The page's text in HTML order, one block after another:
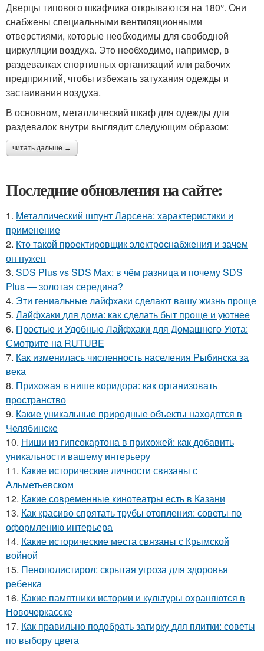
Дверцы типового шкафчика открываются на 180°. Они
снабжены специальными вентиляционными
отверстиями, которые необходимы для свободной
циркуляции воздуха. Это необходимо, например, в
раздевалках спортивных организаций или рабочих
предприятий, чтобы избежать затухания одежды и
застаивания воздуха.
В основном, металлический шкаф для одежды для
раздевалок внутри выглядит следующим образом:
читать дальше →
Последние обновления на сайте:
1. Металлический шпунт Ларсена: характеристики и
применение
2. Кто такой проектировщик электроснабжения и зачем
он нужен
3. SDS Plus vs SDS Max: в чём разница и почему SDS
Plus — золотая середина?
4. Эти гениальные лайфхаки сделают вашу жизнь проще
5. Лайфхаки для дома: как сделать быт проще и уютнее
6. Простые и Удобные Лайфхаки для Домашнего Уюта:
Смотрите на RUTUBE
7. Как изменилась численность населения Рыбинска за
века
8. Прихожая в нише коридора: как организовать
пространство
9. Какие уникальные природные объекты находятся в
Челябинске
10. Ниши из гипсокартона в прихожей: как добавить
уникальности вашему интерьеру
11. Какие исторические личности связаны с
Альметьевском
12. Какие современные кинотеатры есть в Казани
13. Как красиво спрятать трубы отопления: советы по
оформлению интерьера
14. Какие исторические места связаны с Крымской
войной
15. Пенополистирол: скрытая угроза для здоровья
ребенка
16. Какие памятники истории и культуры охраняются в
Новочеркасске
17. Как правильно подобрать затирку для плитки: советы
по выбору цвета